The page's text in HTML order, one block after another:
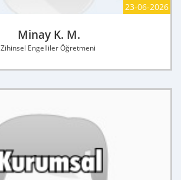
23-06-2026
Minay K. M.
Zihinsel Engelliler Öğretmeni